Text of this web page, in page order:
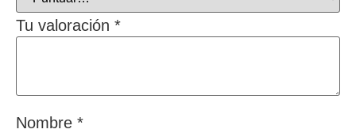
Tu valoración *
Nombre *